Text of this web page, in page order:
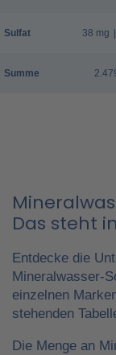
Sulfat
Summe
38 mg |
Das steht
Entdecke die
Mineralwasser-
einzelnen
stehenden
Die Menge an